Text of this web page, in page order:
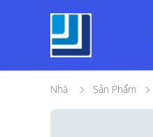
Nhà Sản Phẩm